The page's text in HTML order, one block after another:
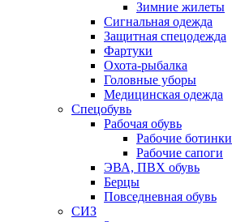
Зимние жилеты
Сигнальная одежда
Защитная спецодежда
Фартуки
Охота-рыбалка
Головные уборы
Медицинская одежда
Спецобувь
Рабочая обувь
Рабочие ботинки
Рабочие сапоги
ЭВА, ПВХ обувь
Берцы
Повседневная обувь
СИЗ